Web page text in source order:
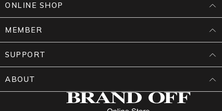
ONLINE SHOP
MEMBER
SUPPORT
ABOUT